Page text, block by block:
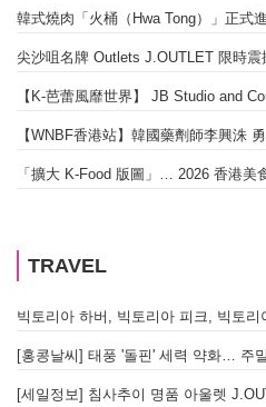
【WNBF香港站】韓國藥劑師李興洙
「擴大 K-Food 版圖」… 2026 香港美
TRAVEL
[홍콩날씨] 태풍 '돌핀' 세력 약화… 주
[세일정보] 침사추이 명품 아울렛